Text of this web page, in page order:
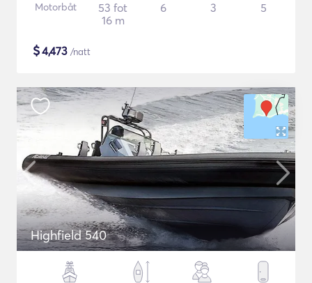
Motorbåt
53 fot
16 m
6 3 5
$4,473 /natt
Highfield 540